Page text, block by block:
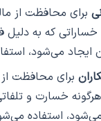
برای محافظت از
که به دلیل
ایجاد می‌شود،
برای محافظت
هرگونه خسارت و
می‌شود، استفاده